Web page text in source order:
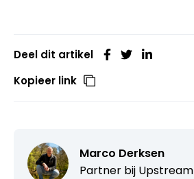
Deel dit artikel
Kopieer link
Marco Derksen
Partner bij Upstream